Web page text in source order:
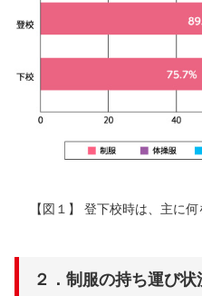
【図１】 登下校時は、主に
２．制服の持ち運び状